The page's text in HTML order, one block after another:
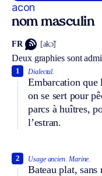
acon
nom masculin
FR [akɔ̃]
Deux graphies sont
Dialectal.
Embarcation que
on se sert pour
parcs à huîtres,
l’estran.
1
Usage ancien. Marine.
Bateau plat,
2